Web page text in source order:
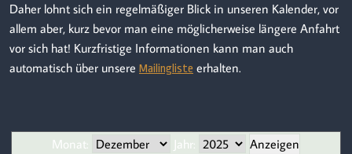
Daher lohnt sich ein regelmäßiger Blick in unseren Kalender, vor
allem aber, kurz bevor man eine möglicherweise längere Anfahrt
vor sich hat! Kurzfristige Informationen kann man auch
automatisch über unsere Mailingliste erhalten.
Monat: Jahr: